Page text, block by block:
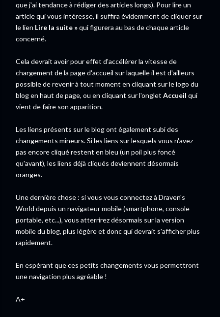
que j'ai tendance à rédiger des articles longs). Pour lire un
article qui vous intéresse, il suffira évidemment de cliquer sur
le lien Lire la suite »qui figurera au bas de chaque article
concerné.
Cela devrait avoir pour effet d'accélérer la vitesse de
chargement de la page d'accueil sur laquelle il est d'ailleurs
possible de revenir à tout moment en cliquant sur le logo du
blog en haut de page, ou en cliquant sur l'onglet Accueil qui
vient de faire son apparition.
Les liens présents sur le blog ont également subi des
changements mineurs. Si les liens sur lesquels vous n'avez
pas encore cliqué restent en bleu (un poil plus foncé
qu'avant), les liens déjà cliqués deviennent désormais
oranges.
Une dernière chose : si vous vous connectez à Draven's
World depuis un navigateur mobile (smartphone, console
portable, etc...), vous atterrirez désormais sur la version
mobile du blog, plus légère et donc qui devrait s'afficher plus
rapidement.
En espérant que ces petits changements vous permettront
une navigation plus agréable !
A+